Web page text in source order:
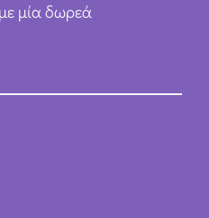
μία δωρεά